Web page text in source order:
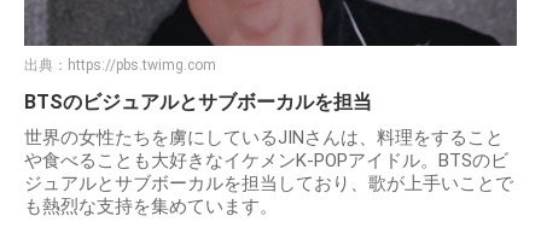
出典： https://pbs.twimg.com
BTSのビジュアルとサブボーカルを担当
世界の女性たちを虜にしているJINさんは、料理をすること
や食べることも大好きなイケメンK-POPアイドル。BTSのビ
ジュアルとサブボーカルを担当しており、歌が上手いことで
も熱烈な支持を集めています。